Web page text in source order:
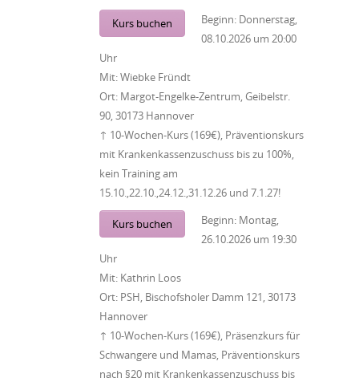
Kurs buchen Beginn: Donnerstag,
08.10.2026 um 20:00
Uhr
Mit:Wiebke Fründt
Ort: Margot-Engelke-Zentrum, Geibelstr.
90, 30173 Hannover
↑ 10-Wochen-Kurs (169€), Präventionskurs
mit Krankenkassenzuschuss bis zu 100%,
kein Training am
15.10.,22.10.,24.12.,31.12.26 und 7.1.27!
Kurs buchen Beginn: Montag,
26.10.2026 um 19:30
Uhr
Mit: Kathrin Loos
Ort: PSH, Bischofsholer Damm 121, 30173
Hannover
↑ 10-Wochen-Kurs (169€), Präsenzkurs für
Schwangere und Mamas, Präventionskurs
nach §20 mit Krankenkassenzuschuss bis